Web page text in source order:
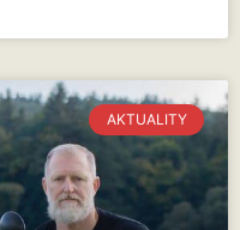
AKTUALITY